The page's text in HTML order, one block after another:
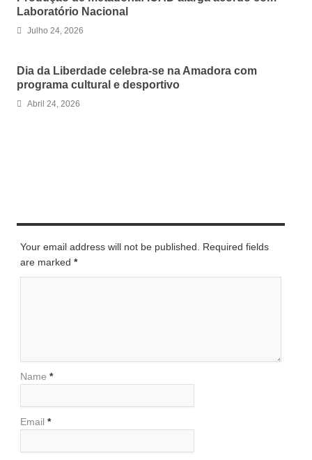
Laboratório Nacional
Julho 24, 2026
Dia da Liberdade celebra-se na Amadora com
programa cultural e desportivo
Abril 24, 2026
Your email address will not be published. Required fields
are marked *
Name *
Email *